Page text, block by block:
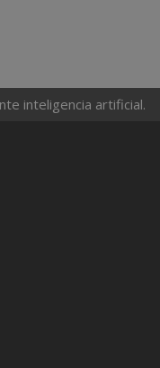
inteligencia artificial.